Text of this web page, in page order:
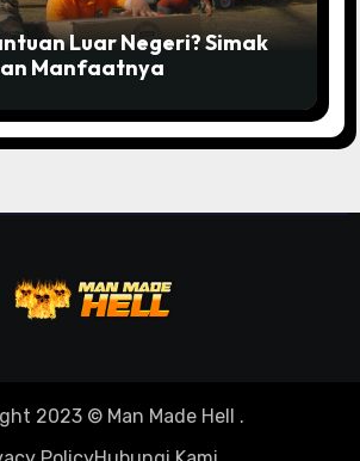
Luar Negeri? Simak
Manfaatnya
2023 © Man Made Hell
.